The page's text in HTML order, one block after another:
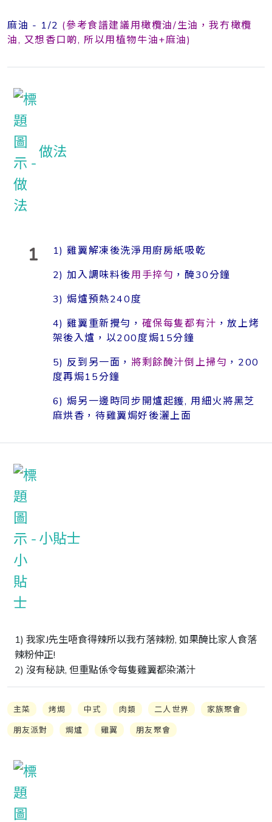
麻油 - 1/2 (參考食譜建議用橄欖油/生油，我冇橄欖
油, 又想香口啲, 所以用植物牛油+麻油)
做法
1
1) 雞翼解凍後洗淨用廚房紙吸乾
2) 加入調味料後用手捽勻 ，醃30分鐘
3) 焗爐預熱240度
4) 雞翼重新攪勻， 確保每隻都有汁 ，放上烤
架後入爐，以200度焗15分鐘
5) 反到另一面， 將剩餘醃汁倒上掃勻 ，200
度再焗15分鐘
6) 焗另一邊時同步開爐起鑊, 用細火將黑芝
麻烘香，待雞翼焗好後灑上面
小貼士
1) 我家J先生唔食得辣所以我冇落辣粉, 如果醃比家人食落
辣粉仲正!
2) 沒有秘訣, 但重點係令每隻雞翼都染滿汁
主菜 烤焗 中式 肉類 二人世界
家族聚會
朋友派對
焗爐 雞翼 朋友聚會